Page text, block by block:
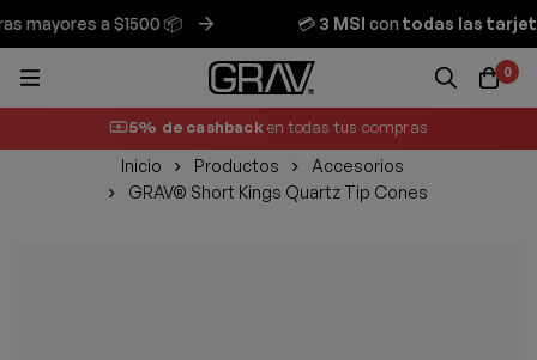
mayores a $1500 📦 💳3 MSIcontodas las
0
5% de cashback en todas tus compras
Inicio Productos
Accesorios
GRAV® Short Kings Quartz Tip Cones